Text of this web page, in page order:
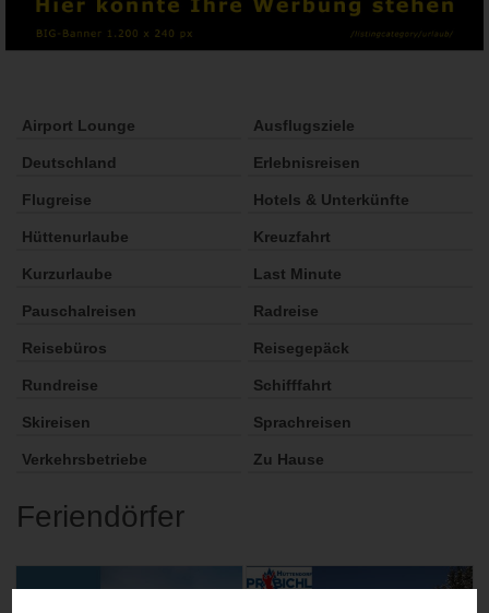
Airport Lounge Ausflugsziele
Deutschland Erlebnisreisen
Flugreise Hotels & Unterkünfte
Hüttenurlaube Kreuzfahrt
Kurzurlaube Last Minute
Pauschalreisen Radreise
Reisebüros Reisegepäck
Rundreise Schifffahrt
Skireisen Sprachreisen
Verkehrsbetriebe Zu Hause
Feriendörfer